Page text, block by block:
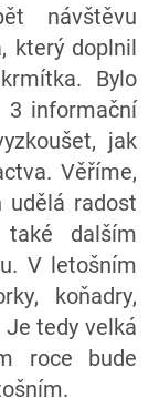
návštěvu
který doplnil
Bylo
3 informační
jak
Věříme,
udělá radost
dalším
V letošním
koňadry,
tedy velká
roce bude